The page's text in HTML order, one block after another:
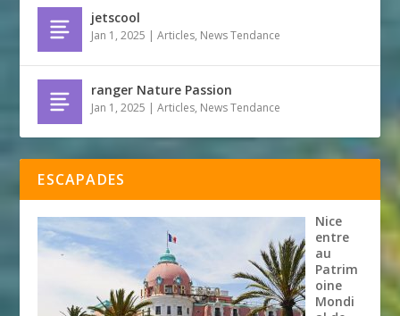
jetscool
Jan 1, 2025 |Articles, News Tendance
ranger Nature Passion
Jan 1, 2025 |Articles, News Tendance
ESCAPADES
Nice
entre
au
Patrim
oine
Mondi